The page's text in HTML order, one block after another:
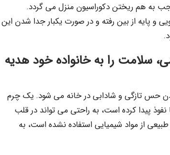
به هم ریختن دکوراسیون منزل می گردد.
پایه از بین رفته و در صورت یکبار جدا شدن این
سلامت را به خانواده خود هدیه
حس تازگی و شادابی در خانه می شود. یک چرم
پیدا کرده است، به راحتی می تواند در قلب
از مواد شیمیایی استفاده نشده است، به